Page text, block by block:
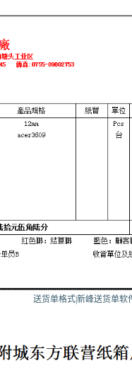
送货单格式|新峰送货单软